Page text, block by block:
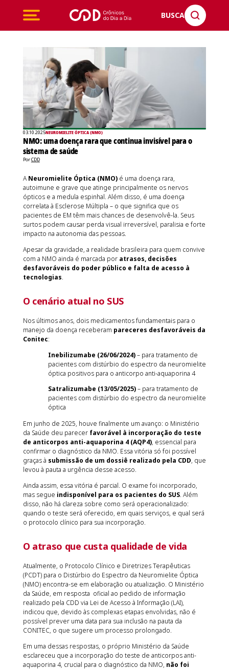
BUSCA
03.10.2025NEUROMIELITE ÓPTICA (NMO)
NMO: uma doença rara que continua invisível para o
sistema de saúde
PorCDD
ANeuromielite Óptica (NMO)é uma doença rara,
autoimune e grave que atinge principalmente os nervos
ópticos e a medula espinhal. Além disso, é uma doença
correlata à Esclerose Múltipla – o que significa que os
pacientes de EM têm mais chances de desenvolvê-la. Seus
surtos podem causar perda visual irreversível, paralisia e forte
impacto na autonomia das pessoas.
Apesar da gravidade, a realidade brasileira para quem convive
com a NMO ainda é marcada por atrasos, decisões
desfavoráveis do poder público e falta de acesso à
tecnologias.
O cenário atual no SUS
Nos últimos anos, dois medicamentos fundamentais para o
manejo da doença receberam pareceres desfavoráveis da
Conitec:
Inebilizumabe (26/06/2024)– para tratamento de
pacientes com distúrbio do espectro da neuromielite
óptica positivos para o anticorpo anti-aquaporina 4
Satralizumabe (13/05/2025)– para tratamento de
pacientes com distúrbio do espectro da neuromielite
óptica
Em junho de 2025, houve finalmente um avanço: o Ministério
da Saúde deu parecer favorável à incorporação do teste
de anticorpos anti-aquaporina 4 (AQP4), essencial para
confirmar o diagnóstico da NMO. Essa vitória só foi possível
graças à submissão de um dossiê realizado pela CDD, que
levou à pauta a urgência desse acesso.
Ainda assim, essa vitória é parcial. O exame foi incorporado,
mas segue indisponível para os pacientes do SUS. Além
disso, não há clareza sobre como será operacionalizado:
quando o teste será oferecido, em quais serviços, e qual será
o protocolo clínico para sua incorporação.
O atraso que custa qualidade de vida
Atualmente, o Protocolo Clínico e Diretrizes Terapêuticas
(PCDT) para o Distúrbio do Espectro da Neuromielite Óptica
(NMO) encontra-se em elaboração ou atualização. O Ministério
da Saúde, em resposta oficial ao pedido de informação
realizado pela CDD via Lei de Acesso à Informação (LAI),
indicou que, devido às complexas etapas envolvidas, não é
possível prever uma data para sua inclusão na pauta da
CONITEC, o que sugere um processo prolongado.
Em uma dessas respostas, o próprio Ministério da Saúde
esclareceu que a incorporação do teste de anticorpos anti-
aquaporina 4, crucial para o diagnóstico da NMO, não foi